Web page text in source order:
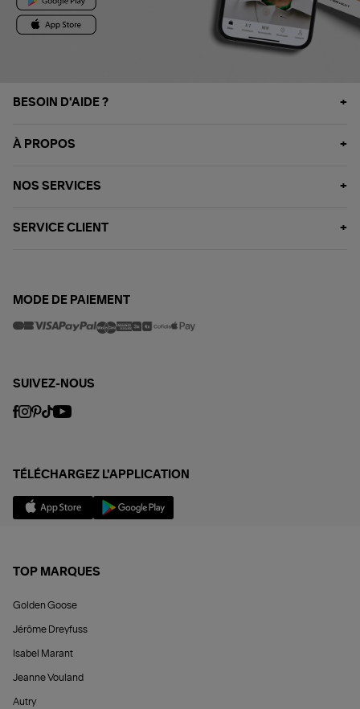
BESOIN D'AIDE ?
À PROPOS
NOS SERVICES
SERVICE CLIENT
MODE DE PAIEMENT
SUIVEZ-NOUS
TÉLÉCHARGEZ L'APPLICATION
TOP MARQUES
Golden Goose
Jérôme Dreyfuss
Isabel Marant
Jeanne Vouland
Autry